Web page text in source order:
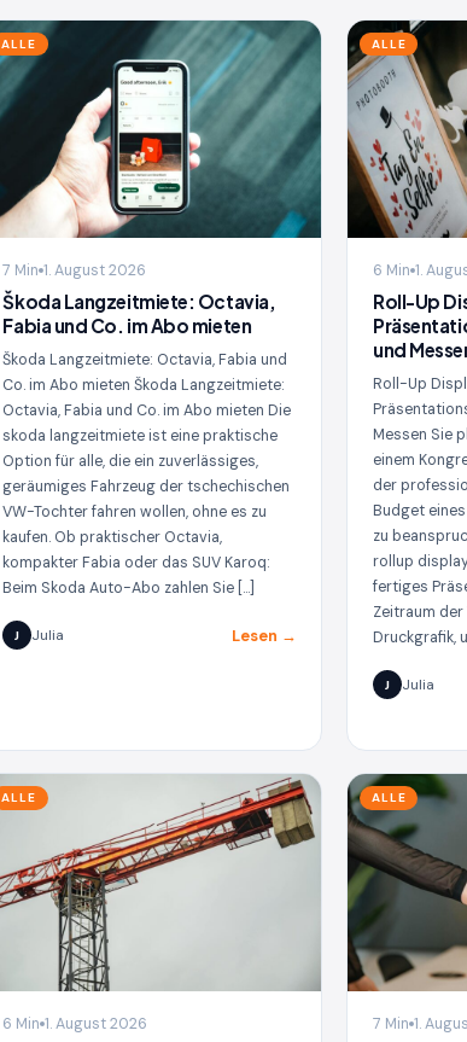
ALLE
7 Min 1. August 2026
Škoda Langzeitmiete: Octavia,
Fabia und Co. im Abo mieten
Škoda Langzeitmiete: Octavia, Fabia und
Co. im Abo mieten Škoda Langzeitmiete:
Octavia, Fabia und Co. im Abo mieten Die
skoda langzeitmiete ist eine praktische
Option für alle, die ein zuverlässiges,
geräumiges Fahrzeug der tschechischen
VW-Tochter fahren wollen, ohne es zu
kaufen. Ob praktischer Octavia,
kompakter Fabia oder das SUV Karoq:
Beim Skoda Auto-Abo zahlen Sie […]
J Julia Lesen →
ALLE
6 Min 1.
Roll-Up
und
Roll-Up
Messen Sie
einem
der
Budget
zu
rollup
fertiges
Zeitraum
Druckgrafik,
J Julia
ALLE
6 Min 1. August 2026
ALLE
7 Min 1.